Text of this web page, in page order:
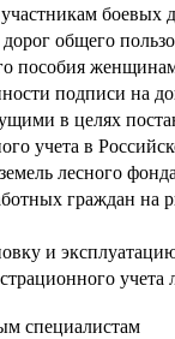
боевых
общего
пособия
подписи на
в целях
учета в
лесного
граждан
и
специалистам